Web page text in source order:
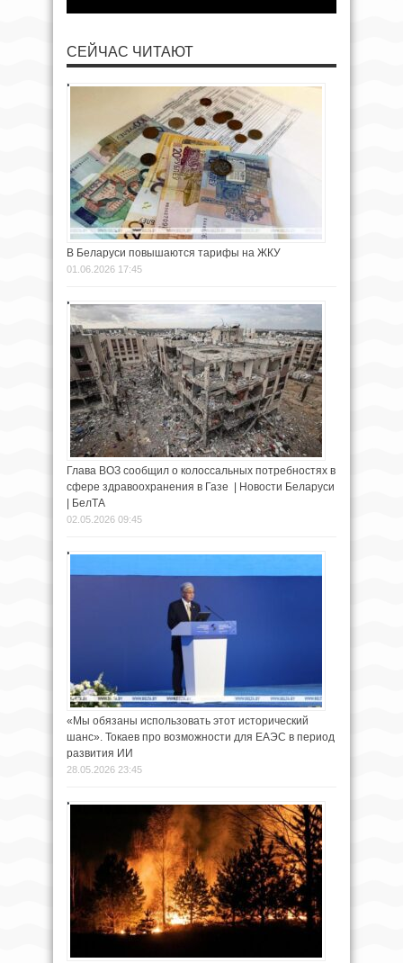
СЕЙЧАС ЧИТАЮТ
В Беларуси повышаются тарифы на ЖКУ
01.06.2026 17:45
Глава ВОЗ сообщил о колоссальных потребностях в
сфере здравоохранения в Газе | Новости Беларуси
| БелТА
02.05.2026 09:45
«Мы обязаны использовать этот исторический
шанс». Токаев про возможности для ЕАЭС в период
развития ИИ
28.05.2026 23:45